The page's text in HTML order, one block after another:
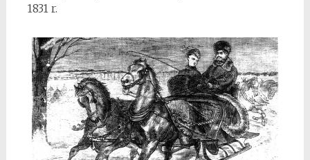
1831 r.